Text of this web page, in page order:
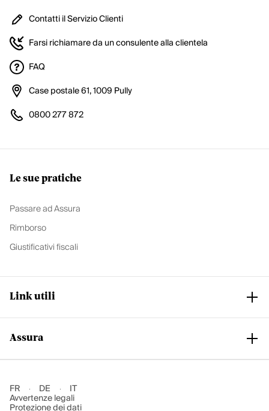
Contatti il Servizio Clienti
Farsi richiamare da un consulente alla clientela
FAQ
Case postale 61, 1009 Pully
0800 277 872
Le sue pratiche
Passare ad Assura
Rimborso
Giustificativi fiscali
Link utili
La nostra assicurazione di base
Le nostre assicurazioni complementari
Assura
Il nostro gruppo
Unisciti ad Assura
FR DE IT
Avvertenze legali
Protezione dei dati